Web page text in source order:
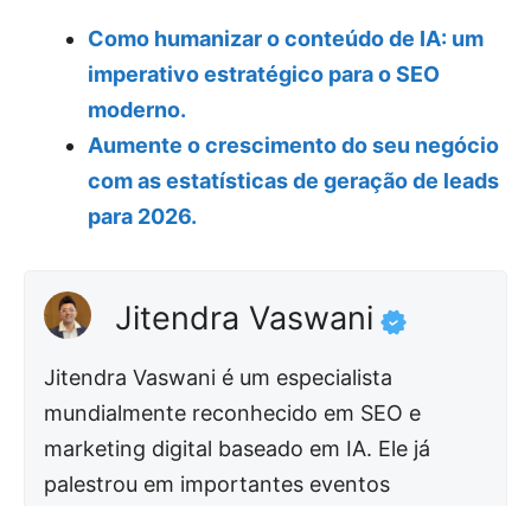
Como humanizar o conteúdo de IA: um
imperativo estratégico para o SEO
moderno.
Aumente o crescimento do seu negócio
com as estatísticas de geração de leads
para 2026.
Jitendra Vaswani
Jitendra Vaswani é um especialista
mundialmente reconhecido em SEO e
marketing digital baseado em IA. Ele já
palestrou em importantes eventos